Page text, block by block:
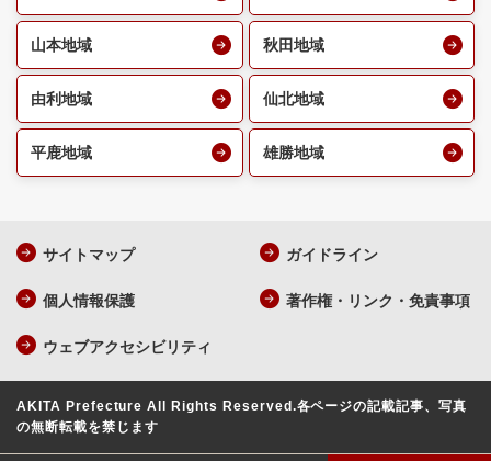
山本地域 秋田地域
由利地域 仙北地域
平鹿地域 雄勝地域
サイトマップ ガイドライン
個人情報保護 著作権・リンク・免責事項
ウェブアクセシビリティ
AKITA Prefecture All Rights Reserved.各ページの記載記事、写真
の無断転載を禁じます